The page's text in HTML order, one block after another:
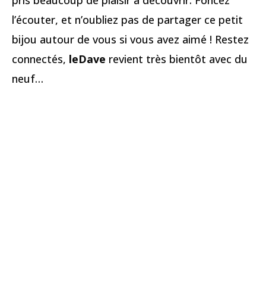
l’écouter, et n’oubliez pas de partager ce petit
bijou autour de vous si vous avez aimé ! Restez
connectés, leDave revient très bientôt avec du
neuf…